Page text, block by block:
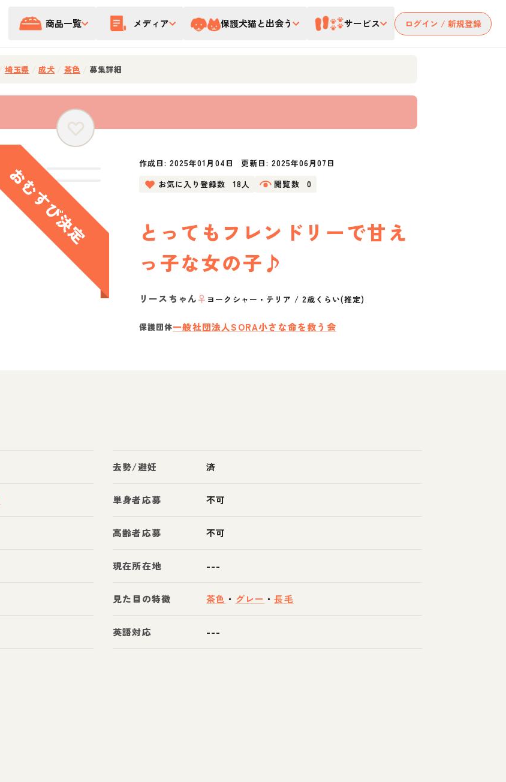
商品一覧 メディア 保護犬猫と出会う サービス ログイン / 新規登録
埼玉県 成犬 茶色 募集詳細
作成日:2025年01月04日 更新日: 2025年06月07日
お気に入り登録数
18人 閲覧数 0
とってもフレンドリーで甘え
っ子な女の子♪
リースちゃん♀ ヨークシャー・テリア / 2歳くらい(推定)
保護団体一般社団法人SORA小さな命を救う会
去勢/避妊 済
単身者応募 不可
高齢者応募 不可
現在所在地 ---
見た目の特徴 茶色 ・ グレー ・長毛
英語対応 ---